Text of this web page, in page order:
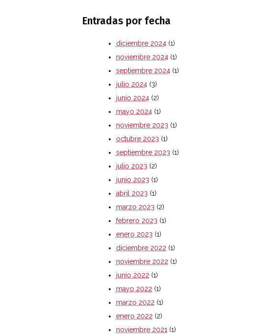
Entradas por fecha
diciembre 2024(1)
noviembre 2024(1)
septiembre 2024(1)
julio 2024(3)
junio 2024(2)
mayo 2024(1)
noviembre 2023 (1)
octubre 2023 (1)
septiembre 2023 (1)
julio 2023 (2)
junio 2023 (1)
abril 2023 (1)
marzo 2023 (2)
febrero 2023 (1)
enero 2023 (1)
diciembre 2022 (1)
noviembre 2022 (1)
junio 2022 (1)
mayo 2022 (1)
marzo 2022 (1)
enero 2022 (2)
noviembre 2021 (1)